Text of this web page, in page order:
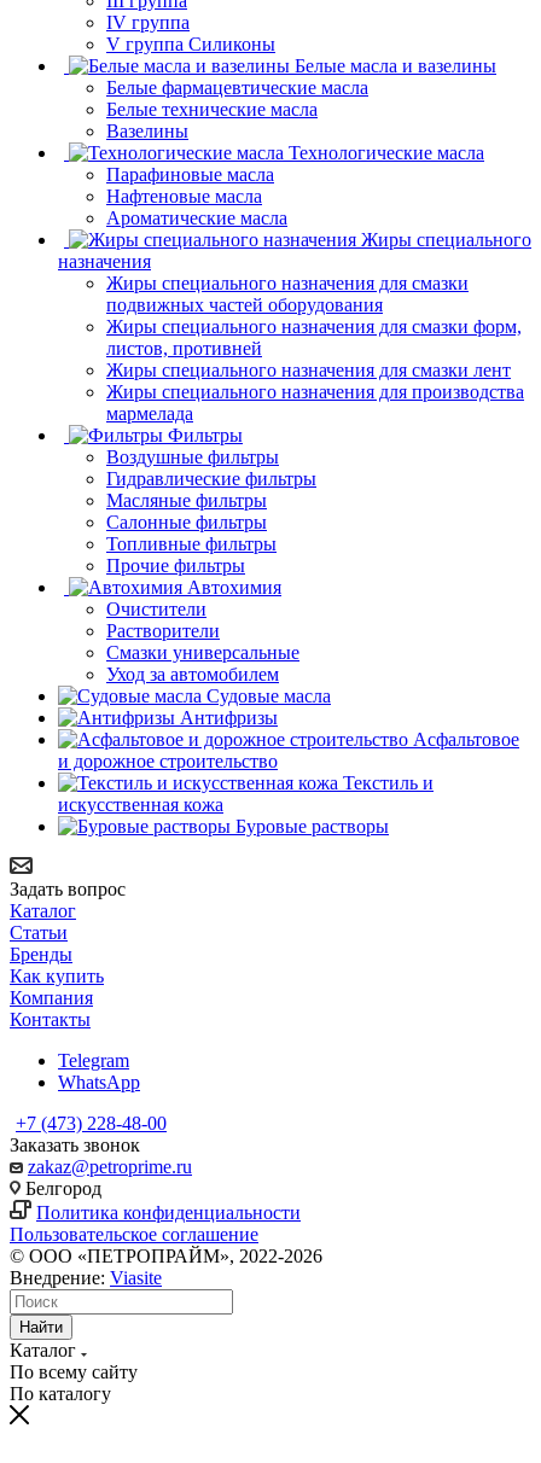
IV группа
V группа Силиконы
Белые масла и вазелины
Белые фармацевтические масла
Белые технические масла
Вазелины
Технологические масла
Парафиновые масла
Нафтеновые масла
Ароматические масла
Жиры специального
назначения
Жиры специального назначения для смазки
подвижных частей оборудования
Жиры специального назначения для смазки форм,
листов, противней
Жиры специального назначения для смазки лент
Жиры специального назначения для производства
мармелада
Фильтры
Воздушные фильтры
Гидравлические фильтры
Масляные фильтры
Салонные фильтры
Топливные фильтры
Прочие фильтры
Автохимия
Очистители
Растворители
Смазки универсальные
Уход за автомобилем
Судовые масла
Антифризы
Асфальтовое
и дорожное строительство
Текстиль и
искусственная кожа
Буровые растворы
Задать вопрос
Каталог
Статьи
Бренды
Как купить
Компания
Контакты
Telegram
WhatsApp
+7 (473) 228-48-00
Заказать звонок
zakaz@petroprime.ru
Белгород
Политика конфиденциальности
Пользовательское соглашение
© ООО «ПЕТРОПРАЙМ», 2022-2026
Внедрение: Viasite
Найти
Каталог
По всему сайту
По каталогу